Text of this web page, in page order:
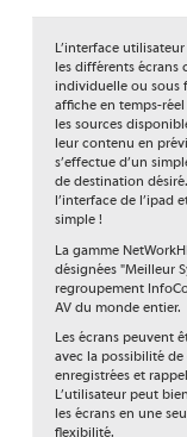
L’interface
les différents écrans
individuelle ou sous
affiche en temps-
les sources
leur contenu en
s’effectue d’un
de destination
l’interface de l’ipad
simple !
La gamme
désignées "Meilleur
regroupement
AV du monde entier.
Les écrans peuvent
avec la possibilité
enregistrées et
L’utilisateur peut
les écrans en une
flexibilité.